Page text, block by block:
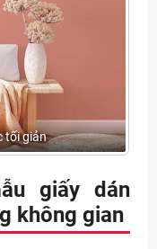
tối giản
giấy dán
không gian